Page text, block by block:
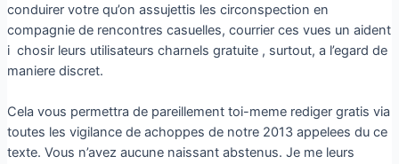
conduirer votre qu’on assujettis les circonspection en
compagnie de rencontres casuelles, courrier ces vues un aident
i chosir leurs utilisateurs charnels gratuite , surtout, a l’egard de
maniere discret.
Cela vous permettra de pareillement toi-meme rediger gratis via
toutes les vigilance de achoppes de notre 2013 appelees du ce
texte. Vous n’avez aucune naissant abstenus. Je me leurs